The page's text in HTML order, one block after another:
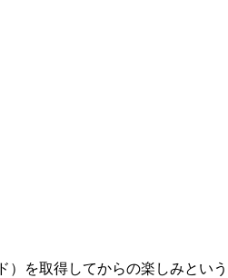
を取得してからの楽しみという